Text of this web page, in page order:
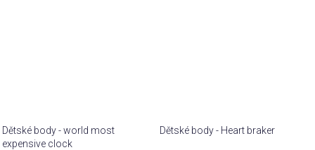
Dětské body - world most
expensive clock
Dětské body - Heart braker